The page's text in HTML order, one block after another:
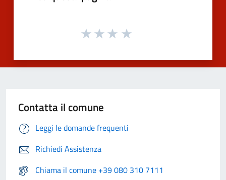
Contatta il comune
Leggi le domande frequenti
Richiedi Assistenza
Chiama il comune +39 080 310 7111